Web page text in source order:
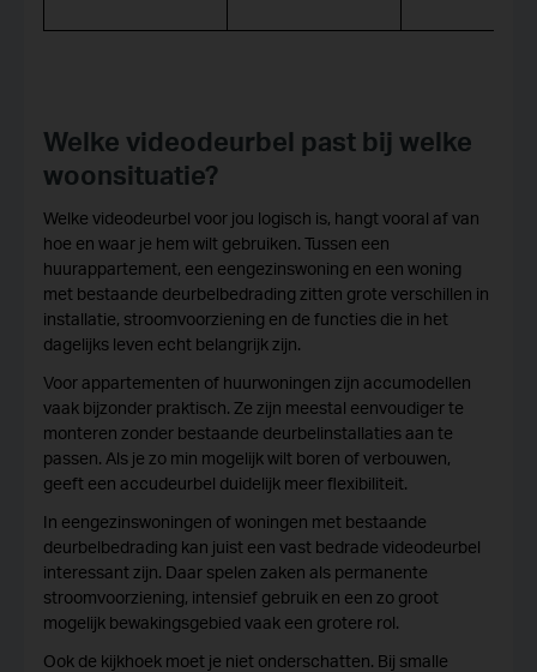
Welke videodeurbel past bij welke
woonsituatie?
Welke videodeurbel voor jou logisch is, hangt vooral af van
hoe en waar je hem wilt gebruiken. Tussen een
huurappartement, een eengezinswoning en een woning
met bestaande deurbelbedrading zitten grote verschillen in
installatie, stroomvoorziening en de functies die in het
dagelijks leven echt belangrijk zijn.
Voor appartementen of huurwoningen zijn accumodellen
vaak bijzonder praktisch. Ze zijn meestal eenvoudiger te
monteren zonder bestaande deurbelinstallaties aan te
passen. Als je zo min mogelijk wilt boren of verbouwen,
geeft een accudeurbel duidelijk meer flexibiliteit.
In eengezinswoningen of woningen met bestaande
deurbelbedrading kan juist een vast bedrade videodeurbel
interessant zijn. Daar spelen zaken als permanente
stroomvoorziening, intensief gebruik en een zo groot
mogelijk bewakingsgebied vaak een grotere rol.
Ook de kijkhoek moet je niet onderschatten. Bij smalle